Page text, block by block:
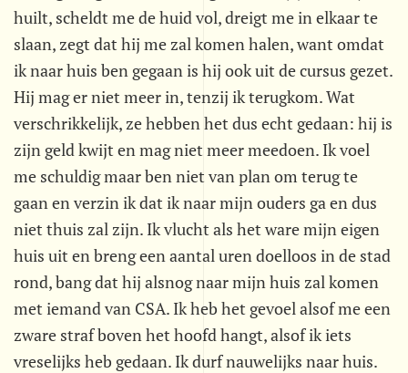
huilt, scheldt me de huid vol, dreigt me in elkaar te
slaan, zegt dat hij me zal komen halen, want omdat
ik naar huis ben gegaan is hij ook uit de cursus gezet.
Hij mag er niet meer in, tenzij ik terugkom. Wat
verschrikkelijk, ze hebben het dus echt gedaan: hij is
zijn geld kwijt en mag niet meer meedoen. Ik voel
me schuldig maar ben niet van plan om terug te
gaan en verzin ik dat ik naar mijn ouders ga en dus
niet thuis zal zijn. Ik vlucht als het ware mijn eigen
huis uit en breng een aantal uren doelloos in de stad
rond, bang dat hij alsnog naar mijn huis zal komen
met iemand van CSA. Ik heb het gevoel alsof me een
zware straf boven het hoofd hangt, alsof ik iets
vreselijks heb gedaan. Ik durf nauwelijks naar huis.